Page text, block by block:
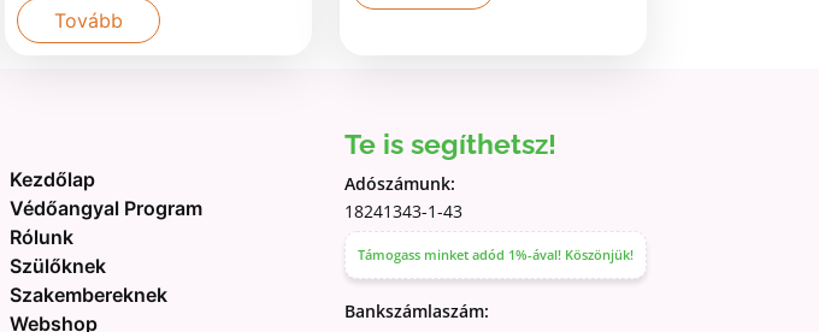
Tovább
Kezdőlap
Védőangyal Program
Rólunk
Szülőknek
Szakembereknek
Webshop
Te is segíthetsz!
Adószámunk:
18241343-1-43
Támogass minket adód 1%-ával! Köszönjük!
Bankszámlaszám: